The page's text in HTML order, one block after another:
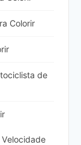
Colorir
de